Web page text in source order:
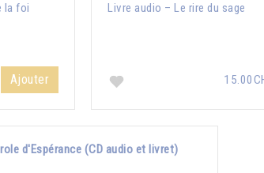
la foi
Ajouter
Livre audio – Le rire du sage
d'Espérance (CD audio et livret)